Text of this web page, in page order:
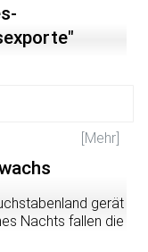
[Mehr]
gerät
Nachts fallen die